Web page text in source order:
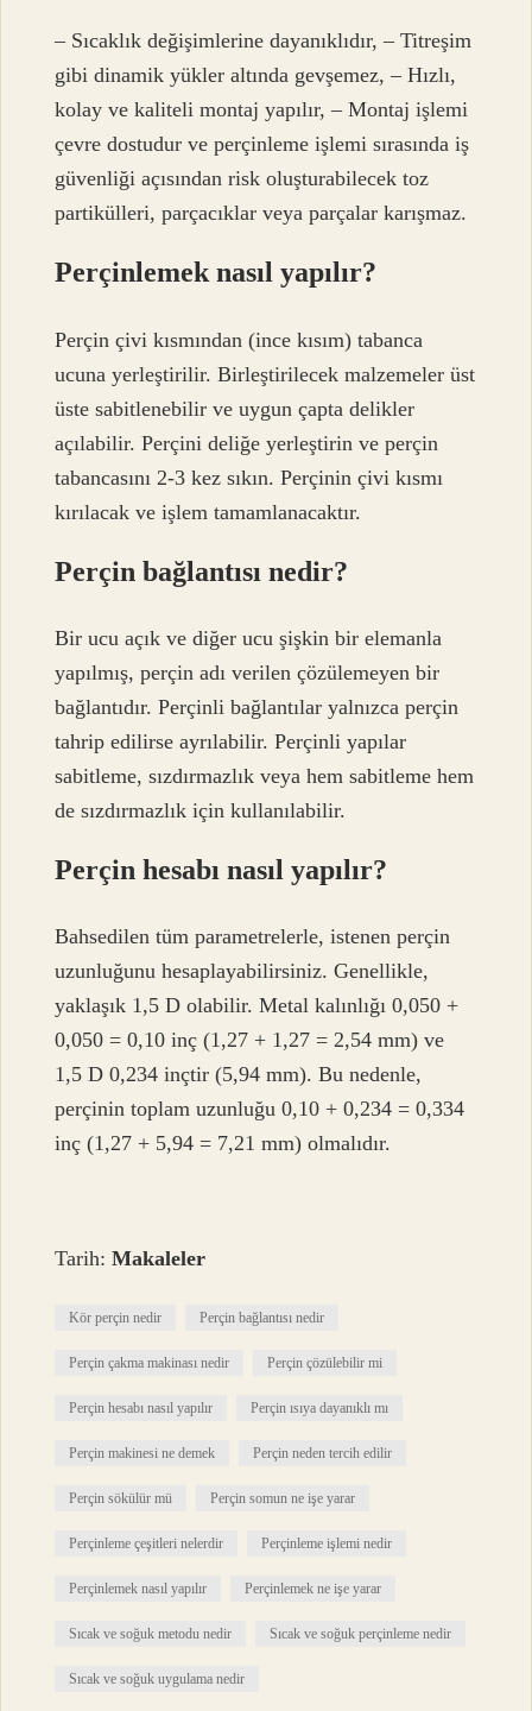
– Sıcaklık değişimlerine dayanıklıdır, – Titreşim
gibi dinamik yükler altında gevşemez, – Hızlı,
kolay ve kaliteli montaj yapılır, – Montaj işlemi
çevre dostudur ve perçinleme işlemi sırasında iş
güvenliği açısından risk oluşturabilecek toz
partikülleri, parçacıklar veya parçalar karışmaz.
Perçinlemek nasıl yapılır?
Perçin çivi kısmından (ince kısım) tabanca
ucuna yerleştirilir. Birleştirilecek malzemeler üst
üste sabitlenebilir ve uygun çapta delikler
açılabilir. Perçini deliğe yerleştirin ve perçin
tabancasını 2-3 kez sıkın. Perçinin çivi kısmı
kırılacak ve işlem tamamlanacaktır.
Perçin bağlantısı nedir?
Bir ucu açık ve diğer ucu şişkin bir elemanla
yapılmış, perçin adı verilen çözülemeyen bir
bağlantıdır. Perçinli bağlantılar yalnızca perçin
tahrip edilirse ayrılabilir. Perçinli yapılar
sabitleme, sızdırmazlık veya hem sabitleme hem
de sızdırmazlık için kullanılabilir.
Perçin hesabı nasıl yapılır?
Bahsedilen tüm parametrelerle, istenen perçin
uzunluğunu hesaplayabilirsiniz. Genellikle,
yaklaşık 1,5 D olabilir. Metal kalınlığı 0,050 +
0,050 = 0,10 inç (1,27 + 1,27 = 2,54 mm) ve
1,5 D 0,234 inçtir (5,94 mm). Bu nedenle,
perçinin toplam uzunluğu 0,10 + 0,234 = 0,334
inç (1,27 + 5,94 = 7,21 mm) olmalıdır.
Tarih:Makaleler
Kör perçin nedir Perçin bağlantısı nedir
Perçin çakma makinası nedir Perçin çözülebilir mi
Perçin hesabı nasıl yapılır Perçin ısıya dayanıklı mı
Perçin makinesi ne demek Perçin neden tercih edilir
Perçin sökülür mü Perçin somun ne işe yarar
Perçinleme çeşitleri nelerdir Perçinleme işlemi nedir
Perçinlemek nasıl yapılır Perçinlemek ne işe yarar
Sıcak ve soğuk metodu nedir Sıcak ve soğuk perçinleme nedir
Sıcak ve soğuk uygulama nedir